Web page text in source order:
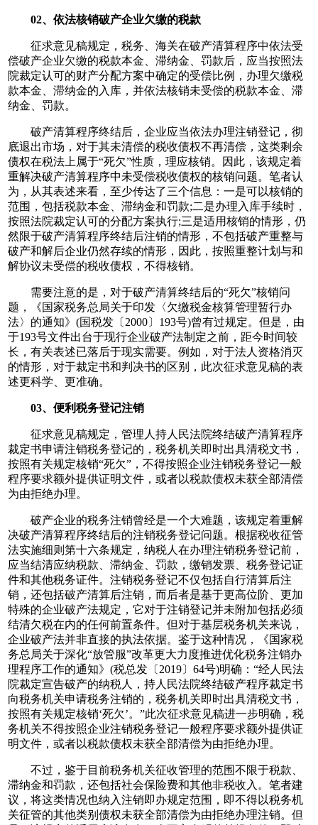
02、依法核销破产企业欠缴的税款
征求意见稿规定，税务、海关在破产清算程序中依法受
偿破产企业欠缴的税款本金、滞纳金、罚款后，应当按照法
院裁定认可的财产分配方案中确定的受偿比例，办理欠缴税
款本金、滞纳金的入库，并依法核销未受偿的税款本金、滞
纳金、罚款。
破产清算程序终结后，企业应当依法办理注销登记，彻
底退出市场，对于其未清偿的税收债权不再清偿，这类剩余
债权在税法上属于“死欠”性质，理应核销。因此，该规定着
重解决破产清算程序中未受偿税收债权的核销问题。笔者认
为，从其表述来看，至少传达了三个信息：一是可以核销的
范围，包括税款本金、滞纳金和罚款;二是办理入库手续时，
按照法院裁定认可的分配方案执行;三是适用核销的情形，仍
然限于破产清算程序终结后注销的情形，不包括破产重整与
破产和解后企业仍然存续的情形，因此，按照重整计划与和
解协议未受偿的税收债权，不得核销。
需要注意的是，对于破产清算终结后的“死欠”核销问
题，《国家税务总局关于印发〈欠缴税金核算管理暂行办
法〉的通知》(国税发〔2000〕193号)曾有过规定。但是，由
于193号文件出台于现行企业破产法制定之前，距今时间较
长，有关表述已落后于现实需要。例如，对于法人资格消灭
的情形，对于裁定书和判决书的区别，此次征求意见稿的表
述更科学、更准确。
03、便利税务登记注销
征求意见稿规定，管理人持人民法院终结破产清算程序
裁定书申请注销税务登记的，税务机关即时出具清税文书，
按照有关规定核销“死欠”，不得按照企业注销税务登记一般
程序要求额外提供证明文件，或者以税款债权未获全部清偿
为由拒绝办理。
破产企业的税务注销曾经是一个大难题，该规定着重解
决破产清算程序终结后的注销税务登记问题。根据税收征管
法实施细则第十六条规定，纳税人在办理注销税务登记前，
应当结清应纳税款、滞纳金、罚款，缴销发票、税务登记证
件和其他税务证件。注销税务登记不仅包括自行清算后注
销，还包括破产清算后注销，而后者是基于更高位阶、更加
特殊的企业破产法规定，它对于注销登记并未附加包括必须
结清欠税在内的任何前置条件。但对于基层税务机关来说，
企业破产法并非直接的执法依据。鉴于这种情况，《国家税
务总局关于深化“放管服”改革更大力度推进优化税务注销办
理程序工作的通知》(税总发〔2019〕64号)明确：“经人民法
院裁定宣告破产的纳税人，持人民法院终结破产程序裁定书
向税务机关申请税务注销的，税务机关即时出具清税文书，
按照有关规定核销‘死欠’。”此次征求意见稿进一步明确，税
务机关不得按照企业注销税务登记一般程序要求额外提供证
明文件，或者以税款债权未获全部清偿为由拒绝办理。
不过，鉴于目前税务机关征收管理的范围不限于税款、
滞纳金和罚款，还包括社会保险费和其他非税收入。笔者建
议，将这类情况也纳入注销即办规定范围，即不得以税务机
关征管的其他类别债权未获全部清偿为由拒绝办理注销。但